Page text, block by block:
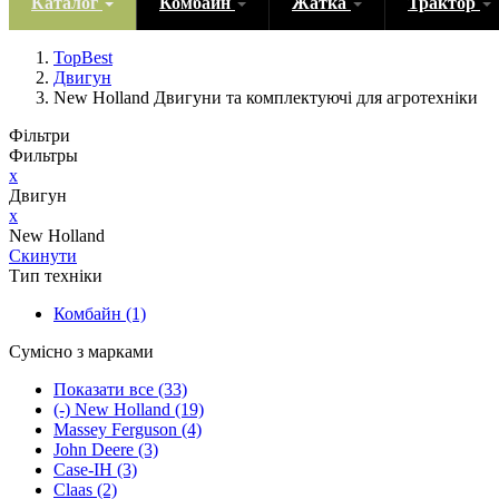
TopBest
Двигун
New Holland Двигуни та комплектуючі для агротехніки
Фільтри
Фильтры
x
Двигун
x
New Holland
Скинути
Тип техніки
Комбайн (1)
Сумісно з марками
Показати все (33)
(-) New Holland (19)
Massey Ferguson (4)
John Deere (3)
Case-IH (3)
Claas (2)